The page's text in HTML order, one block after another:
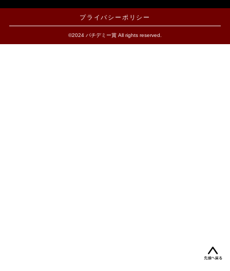
プライバシーポリシー
©2024 パチデミー賞 All rights reserved.